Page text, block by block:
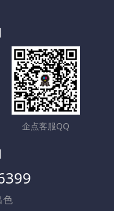
企点客服QQ
色